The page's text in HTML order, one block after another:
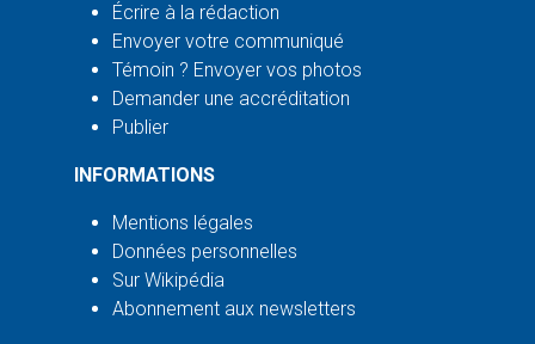
Écrire à la rédaction
Envoyer votre communiqué
Témoin ? Envoyer vos photos
Demander une accréditation
Publier
INFORMATIONS
Mentions légales
Données personnelles
Sur Wikipédia
Abonnement aux newsletters